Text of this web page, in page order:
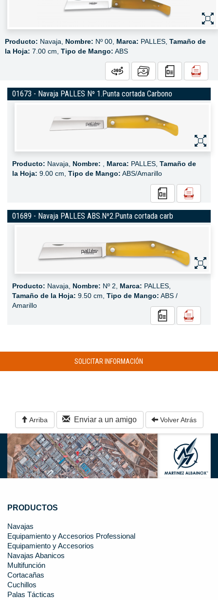
Producto: Navaja, Nombre: Nº 00, Marca: PALLES, Tamaño de
la Hoja: 7.00 cm, Tipo de Mango: ABS
01673 - Navaja PALLES Nº 1.Punta cortada Carbono
Producto: Navaja, Nombre: Marca: PALLES, Tamaño de
la Hoja: 9.00 cm, Tipo de Mango: ABS/Amarillo
01689 - Navaja PALLES ABS.Nº2.Punta cortada carb
Producto: Navaja, Nombre: Nº 2, Marca: PALLES,
Tamaño de la Hoja: 9.50 cm, Tipo de Mango: ABS /
Amarillo
SOLICITAR INFORMACIÓN
Arriba Enviar a un amigo Volver Atrás
PRODUCTOS
Navajas
Equipamiento y Accesorios Professional
Equipamiento y Accesorios
Navajas Abanicos
Multifunción
Cortacañas
Cuchillos
Palas Tácticas